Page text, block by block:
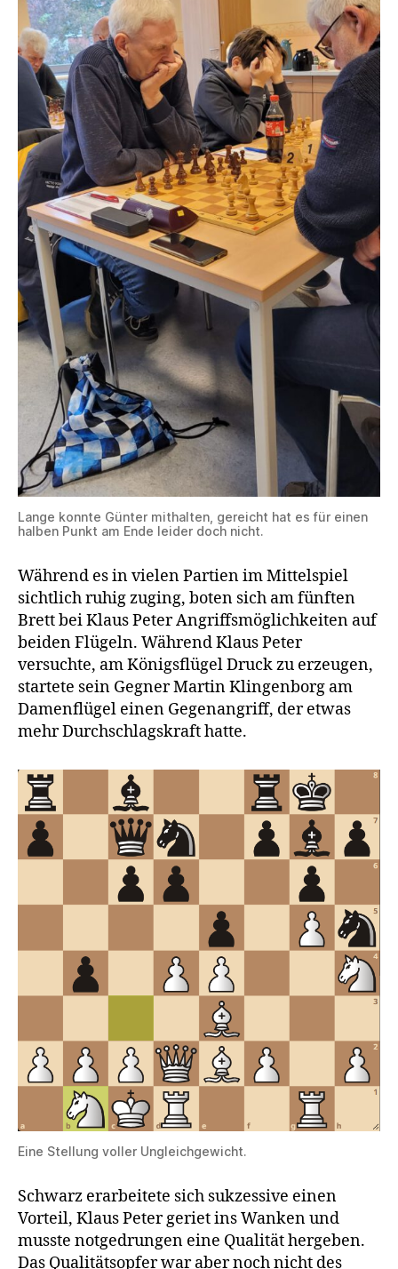
Lange konnte Günter mithalten, gereicht hat es für einen
halben Punkt am Ende leider doch nicht.
Während es in vielen Partien im Mittelspiel
sichtlich ruhig zuging, boten sich am fünften
Brett bei Klaus Peter Angriffsmöglichkeiten auf
beiden Flügeln. Während Klaus Peter
versuchte, am Königsflügel Druck zu erzeugen,
startete sein Gegner Martin Klingenborg am
Damenflügel einen Gegenangriff, der etwas
mehr Durchschlagskraft hatte.
Eine Stellung voller Ungleichgewicht.
Schwarz erarbeitete sich sukzessive einen
Vorteil, Klaus Peter geriet ins Wanken und
musste notgedrungen eine Qualität hergeben.
Das Qualitätsopfer war aber noch nicht des